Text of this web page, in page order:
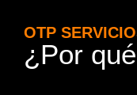
OTP
¿Por